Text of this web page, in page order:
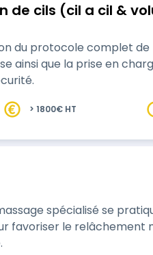
de cils (cil a cil &
du protocole complet de
ainsi que la prise en
> 1800€ HT
spécialisé se
favoriser le relâchement